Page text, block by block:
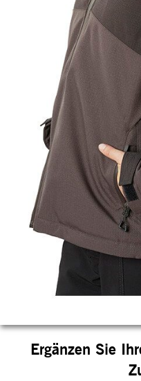
Ergänzen Sie